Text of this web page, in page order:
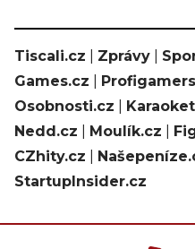
Tiscali.cz Zprávy
Games.cz
Osobnosti.cz
Nedd.cz
Moulík.cz
CZhity.cz
StartupInsider.cz